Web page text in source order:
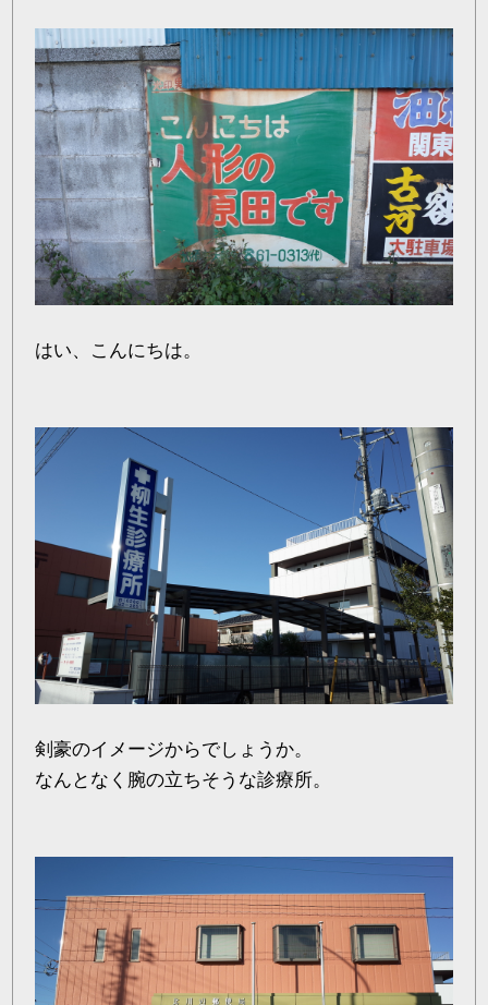
はい、こんにちは。
剣豪のイメージからでしょうか。
なんとなく腕の立ちそうな診療所。